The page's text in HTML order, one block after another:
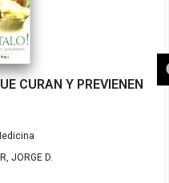
CURAN Y PREVIENEN
JORGE D.